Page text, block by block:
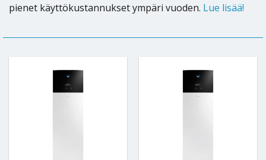
pienet käyttökustannukset ympäri vuoden. Lue lisää!